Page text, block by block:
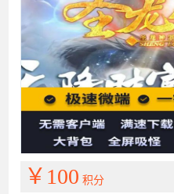
￥100 积分